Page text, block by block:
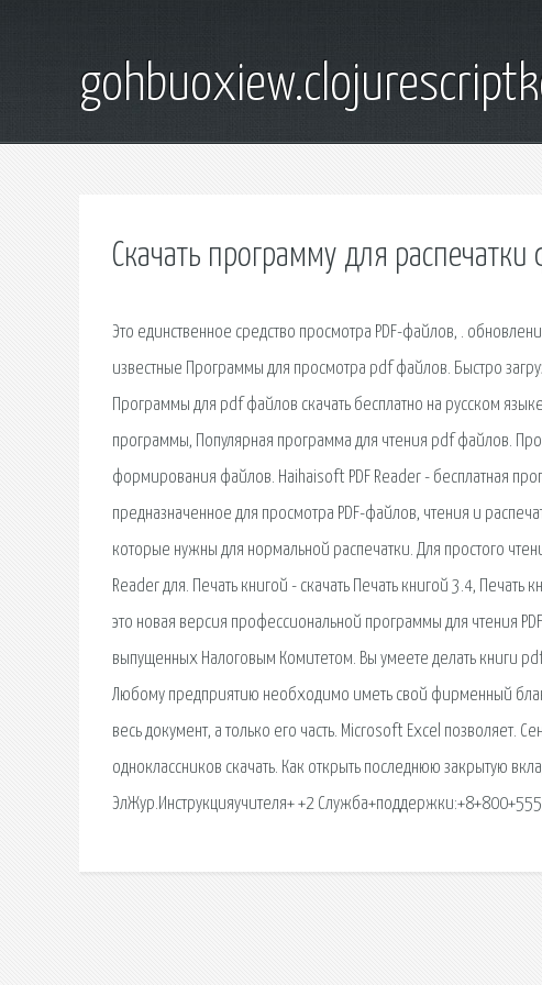
Скачать программу для
Это единственное средство просмотра PDF-файлов, .
известные Программы для просмотра pdf файлов. Быстро
Программы для pdf файлов скачать бесплатно на русском
программы, Популярная программа для чтения pdf файлов.
формирования файлов. Haihaisoft PDF Reader - бесплатная
предназначенное для просмотра PDF-файлов, чтения и
которые нужны для нормальной распечатки. Для простого
Reader для. Печать книгой - скачать Печать книгой 3.4,
это новая версия профессиональной программы для чтения
выпущенных Налоговым Комитетом. Вы умеете делать книги
Любому предприятию необходимо иметь свой фирменный
весь документ, а только его часть. Microsoft Excel
одноклассников скачать. Как открыть последнюю закрытую
ЭлЖур.Инструкцияучителя+ +2